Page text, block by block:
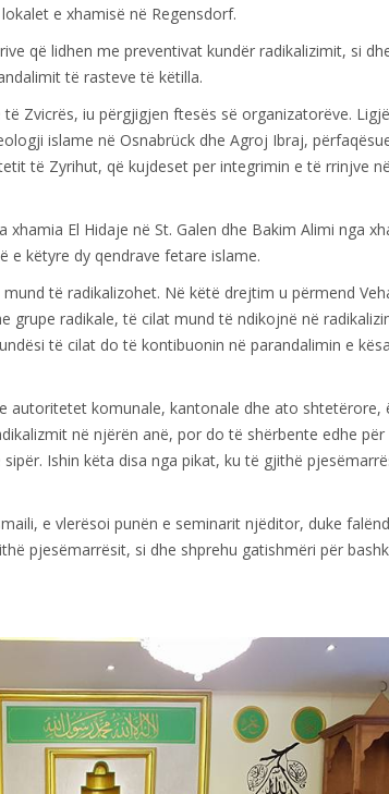
e xhamisë në Regensdorf.
që lidhen me preventivat kundër radikalizimit, si
të rasteve të këtilla.
Zvicrës, iu përgjigjen ftesës së organizatorëve.
islame në Osnabrück dhe Agroj Ibraj,
të Zyrihut, që kujdeset per integrimin e të rrinjve
El Hidaje në St. Galen dhe Bakim Alimi nga
këtyre dy qendrave fetare islame.
të radikalizohet. Në këtë drejtim u përmend
radikale, të cilat mund të ndikojnë në
të cilat do të kontibuonin në parandalimin e
autoritetet komunale, kantonale dhe ato shtetërore,
në njërën anë, por do të shërbente edhe për
Ishin këta disa nga pikat, ku të gjithë
e vlerësoi punën e seminarit njëditor, duke
pjesëmarrësit, si dhe shprehu gatishmëri për